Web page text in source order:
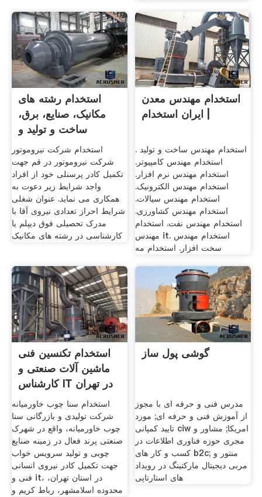
استخدام رشته های
مکانیک، صنایع، برق،
ساخت و تولید و
استخدام شرکت نیروموتور
شرکت نیروموتور در قم جهت
تکمیل کادر پرسنلی خود از افراد
واجد شرایط زیر دعوت به
همکاری می نماید. عنوان شغلی
شرایط احراز تعدادی نیروی آقا با
مدرک تحصیلی فوق دیپلم یا
کارشناسی در رشته های مکانیک
استخدام مهندس معدن
| ایران استخدام
استخدام مهندس ساخت و تولید .
استخدام مهندس کامپیوتر.
استخدام مهندس نرم افزار.
استخدام مهندس الکترونیک.
استخدام مهندس سیالات.
استخدام مهندس کشاورزی.
استخدام مهندس نفت. استخدام
مهندس it. استخدام مهندس
سخت افزار. استخدام مه
استخدام تکنسین فنی
ماشین آلات صنعتی و
کارشناس IT در تهران
استخدام سنا چوب خاورمیانه
شرکت تولیدی و بازرگانی سنا
چوب خاورمیانه، واقع در شهرک
صنعتی پرند فعال در زمینه صنایع
چوبی و تولید سرویس خواب
جهت تکمیل کادر نیروی انسانی
فنی و it، در استان تهران،
محدوده اسلامشهر، رباط کریم و
گوشی پول ساز
مدرس فنی و حرفه ای با مجوز
از آموزش فنی و حرفه ای; مورد
تایید کمپانی ciw امریکا; مشاور و
مجری حوزه فناوری اطلاعات در
کسب و کار های b2c; منتور و
مربی دیجیتال مارکتینگ در رویداد
های استارتاپی